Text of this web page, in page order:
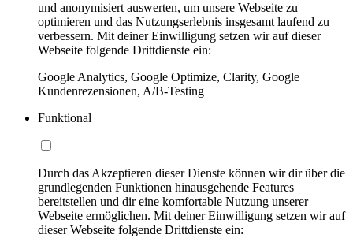
und anonymisiert auswerten, um unsere Webseite zu
optimieren und das Nutzungserlebnis insgesamt laufend zu
verbessern. Mit deiner Einwilligung setzen wir auf dieser
Webseite folgende Drittdienste ein:
Google Analytics, Google Optimize, Clarity, Google
Kundenrezensionen, A/B-Testing
Funktional
Durch das Akzeptieren dieser Dienste können wir dir über die
grundlegenden Funktionen hinausgehende Features
bereitstellen und dir eine komfortable Nutzung unserer
Webseite ermöglichen. Mit deiner Einwilligung setzen wir auf
dieser Webseite folgende Drittdienste ein: